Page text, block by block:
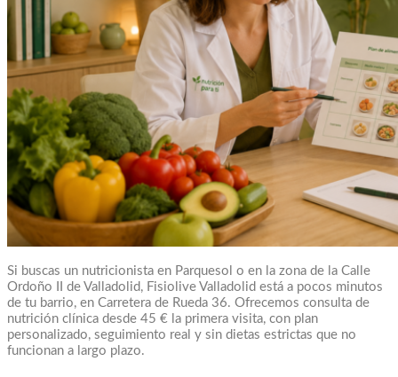
Si buscas un nutricionista en Parquesol o en la zona de la Calle
Ordoño II de Valladolid, Fisiolive Valladolid está a pocos minutos
de tu barrio, en Carretera de Rueda 36. Ofrecemos consulta de
nutrición clínica desde 45 € la primera visita, con plan
personalizado, seguimiento real y sin dietas estrictas que no
funcionan a largo plazo.